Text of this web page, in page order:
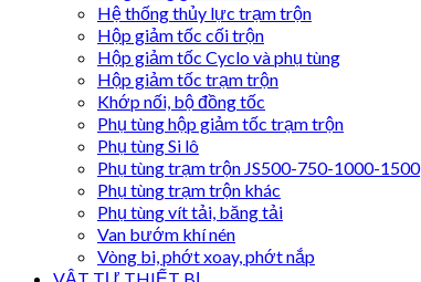
Hệ thống thủy lực trạm trộn
Hộp giảm tốc cối trộn
Hộp giảm tốc Cyclo và phụ tùng
Hộp giảm tốc trạm trộn
Khớp nối, bộ đồng tốc
Phụ tùng hộp giảm tốc trạm trộn
Phụ tùng Si lô
Phụ tùng trạm trộn JS500-750-1000-1500
Phụ tùng trạm trộn khác
Phụ tùng vít tải, băng tải
Van bướm khí nén
Vòng bi, phớt xoay, phớt nắp